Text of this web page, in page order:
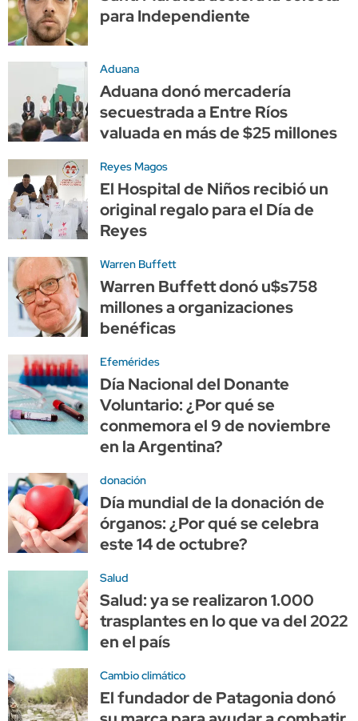
para Independiente
Aduana
Aduana donó mercadería
secuestrada a Entre Ríos
valuada en más de $25 millones
Reyes Magos
El Hospital de Niños recibió un
original regalo para el Día de
Reyes
Warren Buffett
Warren Buffett donó u$s758
millones a organizaciones
benéficas
Efemérides
Día Nacional del Donante
Voluntario: ¿Por qué se
conmemora el 9 de noviembre
en la Argentina?
donación
Día mundial de la donación de
órganos: ¿Por qué se celebra
este 14 de octubre?
Salud
Salud: ya se realizaron 1.000
trasplantes en lo que va del 2022
en el país
Cambio climático
El fundador de Patagonia donó